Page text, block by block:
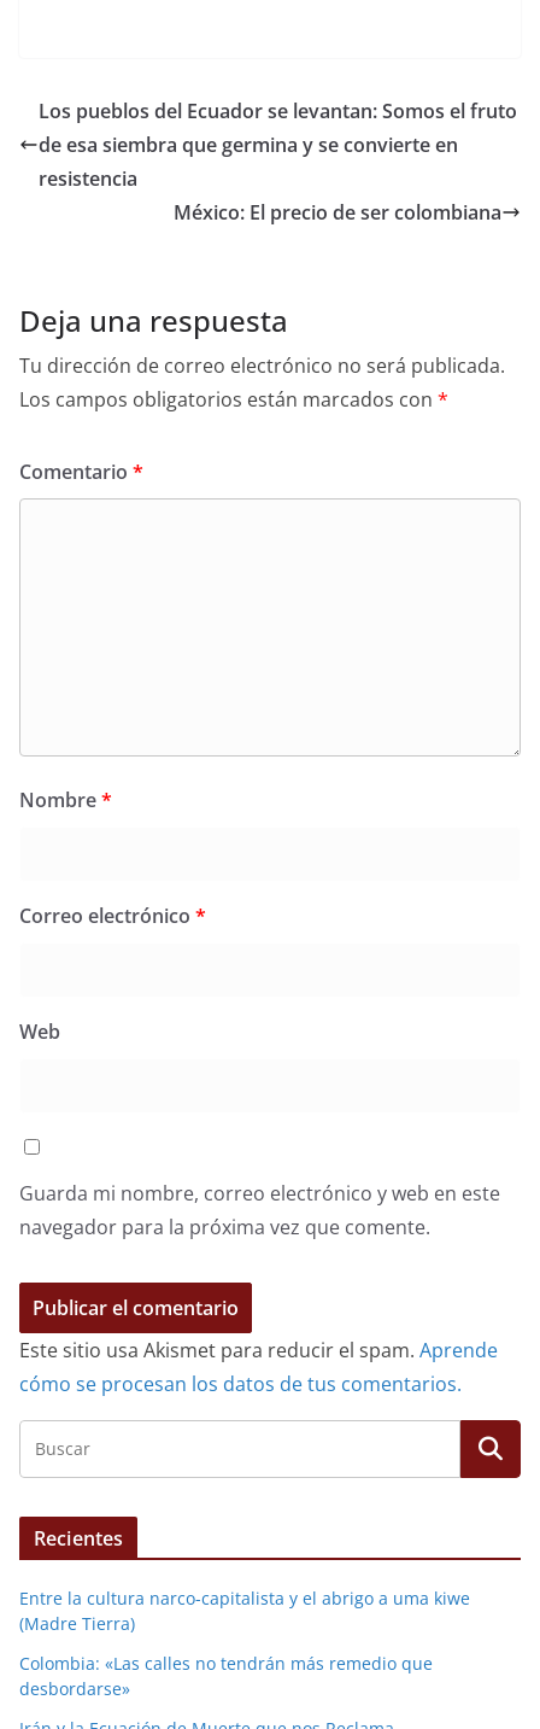
Los pueblos del Ecuador se levantan: Somos el fruto
de esa siembra que germina y se convierte en
resistencia
México: El precio de ser colombiana
Deja una respuesta
Tu dirección de correo electrónico no será publicada.
Los campos obligatorios están marcados con *
Comentario *
Nombre*
Correo electrónico *
Web
Guarda mi nombre, correo electrónico y web en este
navegador para la próxima vez que comente.
Este sitio usa Akismet para reducir el spam. Aprende
cómo se procesan los datos de tus comentarios.
Recientes
Entre la cultura narco-capitalista y el abrigo a uma kiwe
(Madre Tierra)
Colombia: «Las calles no tendrán más remedio que
desbordarse»